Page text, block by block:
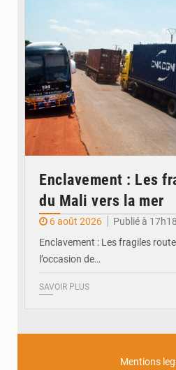
Enclavement : Les
du Mali vers la mer
6 août 2026
Publié à 17h18
Enclavement : Les fragiles
l’occasion de…
SAVOIR PLUS
Mentions